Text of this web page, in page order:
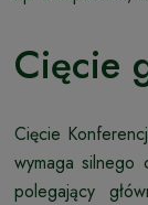
Cięcie
Cięcie
wymaga silnego
polegający